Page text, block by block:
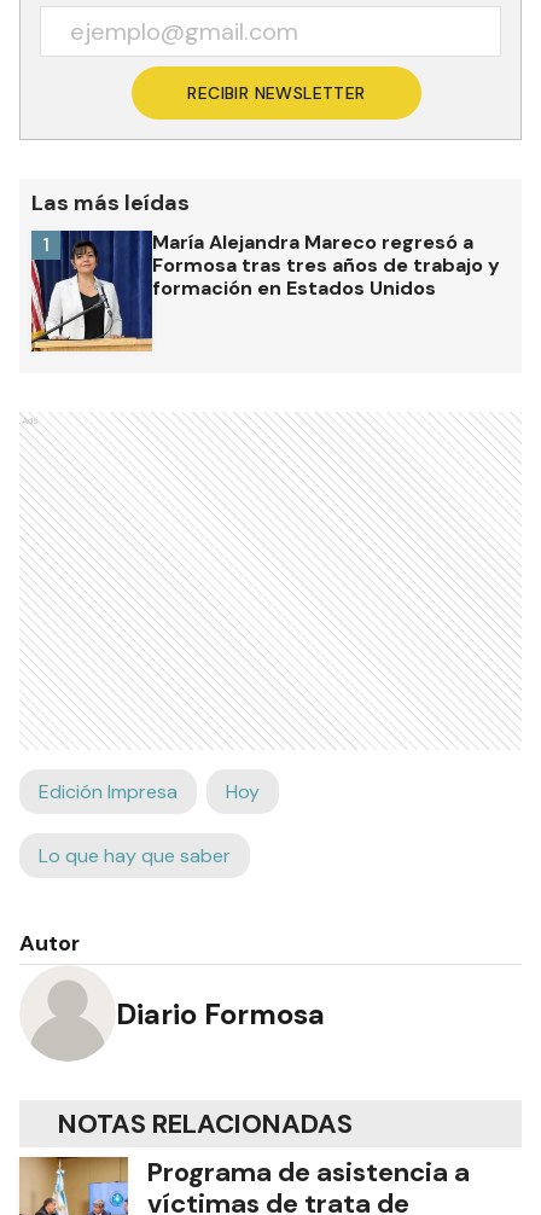
RECIBIR NEWSLETTER
Las más leídas
María Alejandra Mareco regresó a
Formosa tras tres años de trabajo y
formación en Estados Unidos
1
Ads
Edición Impresa Hoy
Lo que hay que saber
Autor
Diario Formosa
NOTAS RELACIONADAS
Programa de asistencia a
víctimas de trata de